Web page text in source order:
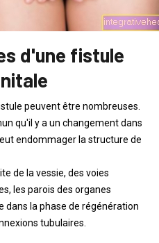
d'une fistule
peuvent être nombreuses.
qu'il y a un changement dans
endommager la structure de
de la vessie, des voies
les parois des organes
dans la phase de régénération
tubulaires.